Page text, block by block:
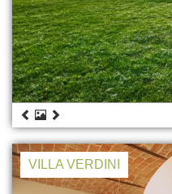
VILLA VERDINI